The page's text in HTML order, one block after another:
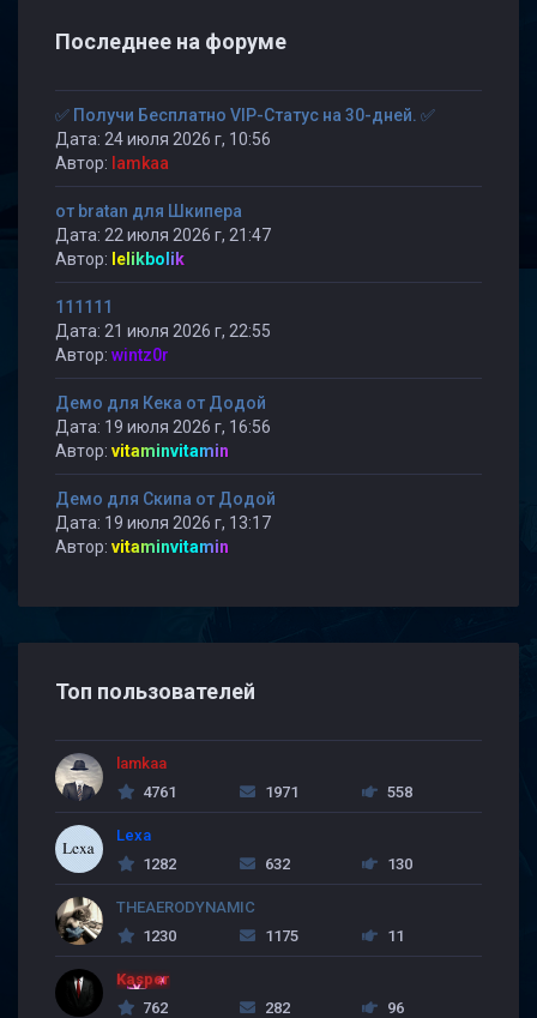
Последнее на форуме
✅ Получи Бесплатно VIP-Статус на 30-дней. ✅
Дата: 24 июля 2026 г, 10:56
Автор: lamkaa
от bratan для Шкипера
Дата: 22 июля 2026 г, 21:47
Автор: lelikbolik
111111
Дата: 21 июля 2026 г, 22:55
Автор: wintz0r
Демо для Кека от Додой
Дата: 19 июля 2026 г, 16:56
Автор: vitaminvitamin
Демо для Скипа от Додой
Дата: 19 июля 2026 г, 13:17
Автор: vitaminvitamin
Топ пользователей
lamkaa
4761
1971 558
Lexa
1282
632 130
THEAERODYNAMIC
1230
1175 11
Kasper
762
282 96